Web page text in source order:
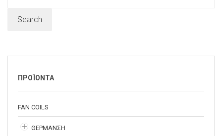
Search
ΠΡΟΪΟΝΤΑ
FAN COILS
ΘΕΡΜΑΝΣΗ